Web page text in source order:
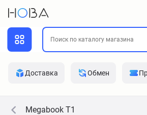
Доставка Обмен
Megabook T1